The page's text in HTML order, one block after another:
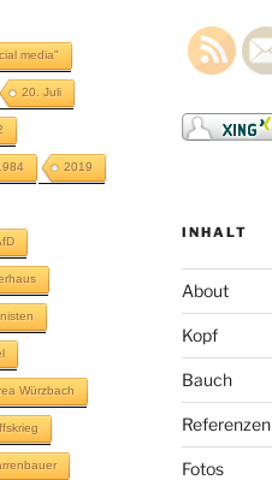
media"
20. Juli
2019
Würzbach
INHALT
About
Kopf
Bauch
Referenzen
Fotos